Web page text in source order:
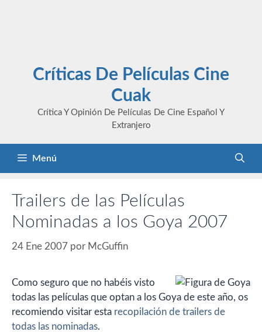
Críticas De Películas Cine
Cuak
Crítica Y Opinión De Películas De Cine Español Y
Extranjero
Menú
Trailers de las Películas
Nominadas a los Goya 2007
24 Ene 2007 por McGuffin
Como seguro que no habéis visto
todas las películas que optan a los Goya de este año, os
recomiendo visitar esta recopilación de trailers de
todas las nominadas.